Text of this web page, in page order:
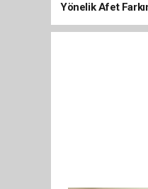
Yönelik Afet